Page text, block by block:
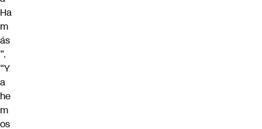
Ha
m
ás
”.
“Y
a
he
m
os